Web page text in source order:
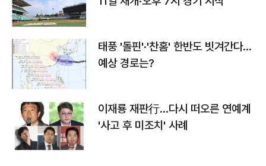
태풍 '돌핀'·'찬홈' 한반도 빗겨간다…
예상 경로는?
이재룡 재판行…다시 떠오른 연예계
'사고 후 미조치' 사례